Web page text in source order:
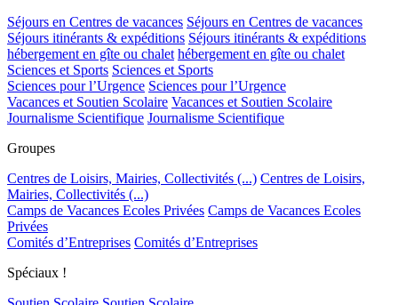
Séjours en Centres de vacances Séjours en Centres de vacances
Séjours itinérants & expéditions Séjours itinérants & expéditions
hébergement en gîte ou chalet hébergement en gîte ou chalet
Sciences et Sports Sciences et Sports
Sciences pour l’Urgence Sciences pour l’Urgence
Vacances et Soutien Scolaire Vacances et Soutien Scolaire
Journalisme Scientifique Journalisme Scientifique
Groupes
Centres de Loisirs, Mairies, Collectivités (...) Centres de Loisirs,
Mairies, Collectivités (...)
Camps de Vacances Ecoles Privées Camps de Vacances Ecoles
Privées
Comités d’Entreprises Comités d’Entreprises
Spéciaux !